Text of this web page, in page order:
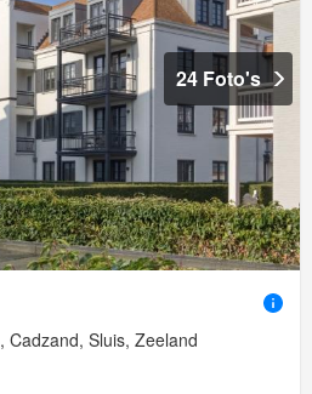
24 Foto's
Cadzand, Sluis, Zeeland